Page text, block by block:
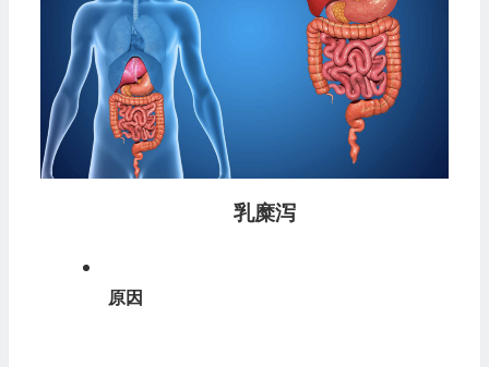
乳糜泻
原因